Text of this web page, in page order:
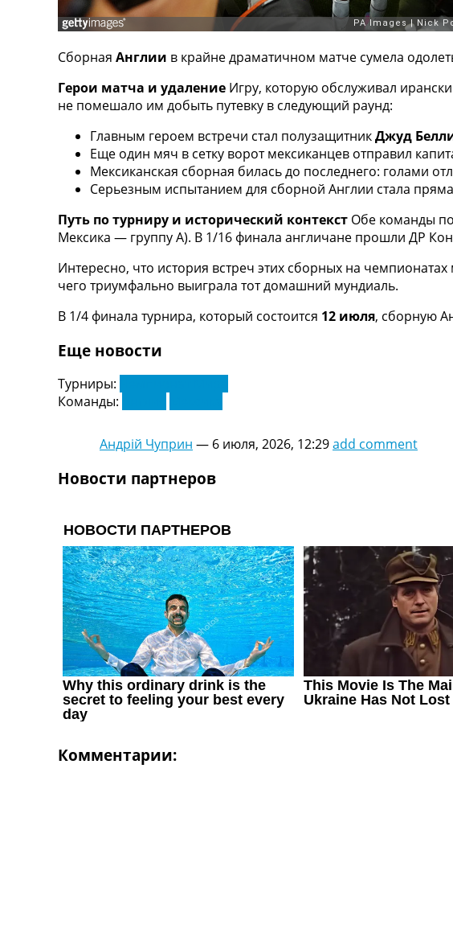
ТВ программа
UA
Categories
Главная
Новости футбола
Видео
Трансферы
Новости футбола Украины
Последние комментарии
Конкурс прогнозов
Логин
Рейтинги
Правила
Турниры
Украина. Премьер-Лига
Украина. Первая Лига
Лига Чемпионов
Англия. Премьер Лига
Другие Турниры >>>
Таблицы групп Чемпионата Мира
Лига Чемпионов. Таблицы групп
Англия. Премьер-Лига
Испания. Ла Лига
Все таблицы >>>
Рейтинги
Рейтинг стран УЕФА
Рейтинг клубов УЕФА
Рейтинг ФИФА
ТВ программа
Сборная Англии в крайне драматичном матче сумела
Герои матча и удаление Игру, которую обслуживал
не помешало им добыть путевку в следующий раунд:
Главным героем встречи стал полузащитникДжуд
Еще один мяч в сетку ворот мексиканцев отправил
Мексиканская сборная билась до последнего: голами
Серьезным испытанием для сборной Англии стала
Путь по турниру и исторический контекст Обе команды
Мексика — группу А). В 1/16 финала англичане прошли ДР
Интересно, что история встреч этих сборных на
чего триумфально выиграла тот домашний мундиаль.
В 1/4 финала турнира, который состоится 12 июля, сборную
Еще новости
Турниры:
Команды:
Андрій Чуприн — 6 июля, 2026, 12:29add comment
Новости партнеров
Комментарии: